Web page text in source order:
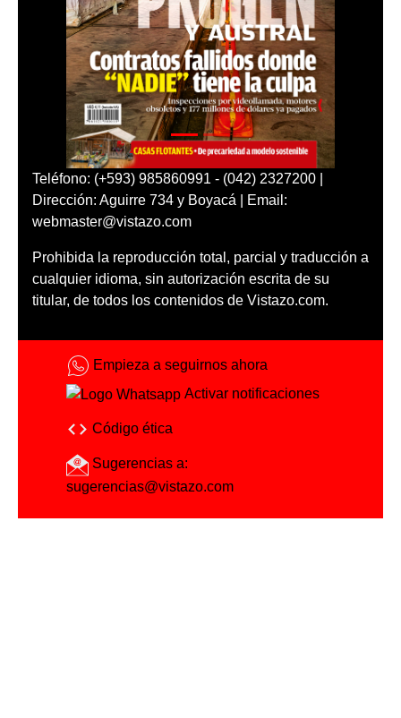
Teléfono: (+593) 985860991 - (042) 2327200 |
Dirección: Aguirre 734 y Boyacá | Email:
webmaster@vistazo.com
Prohibida la reproducción total, parcial y traducción a
cualquier idioma, sin autorización escrita de su
titular, de todos los contenidos de Vistazo.com.
Empieza a seguirnos ahora
Activar notificaciones
Código ética
Sugerencias a:
sugerencias@vistazo.com